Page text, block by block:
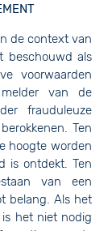
de context van
beschouwd als
voorwaarden
van de
frauduleuze
Ten
hoogte worden
is ontdekt. Ten
van een
belang. Als het
het niet nodig